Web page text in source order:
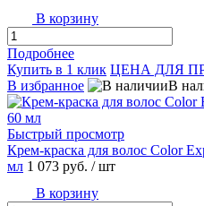
В корзину
Подробнее
Купить в 1 клик ЦЕНА ДЛЯ
В избранное
В
Быстрый просмотр
Крем-краска для волос Color
мл 1 073 руб. / шт
В корзину